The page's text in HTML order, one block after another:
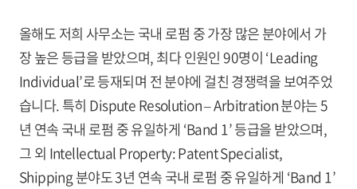
올해도 저희 사무소는 국내 로펌 중 가장 많은 분야에서 가
장 높은 등급을 받았으며, 최다 인원인 90명이 ‘Leading
Individual’로 등재되며 전 분야에 걸친 경쟁력을 보여주었
습니다. 특히 Dispute Resolution – Arbitration 분야는 5
년 연속 국내 로펌 중 유일하게 ‘Band 1’ 등급을 받았으며,
그 외 Intellectual Property: Patent Specialist,
Shipping 분야도 3년 연속 국내 로펌 중 유일하게 ‘Band 1’